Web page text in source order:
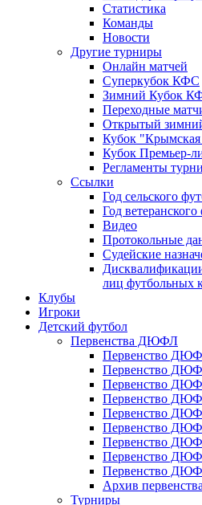
Статистика
Команды
Новости
Другие турниры
Онлайн матчей
Суперкубок КФС
Зимний Кубок
Переходные
Открытый
Кубок "Крымская
Кубок Премьер-
Регламенты
Ссылки
Год сельского
Год
Видео
Протокольные
Судейские
лиц футбольных
Клубы
Игроки
Детский футбол
Первенства ДЮФЛ
Первенство
Первенство
Первенство
Первенство
Первенство
Первенство
Первенство
Первенство
Первенство
Архив
Турниры